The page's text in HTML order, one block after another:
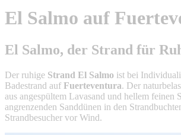
El Salmo auf
El Salmo, der Strand für
Der ruhige Strand El Salmo ist bei
Badestrand auf Fuerteventura. Der
aus angespültem Lavasand und hellem feinen
angrenzenden Sanddünen in den
Strandbesucher vor Wind.